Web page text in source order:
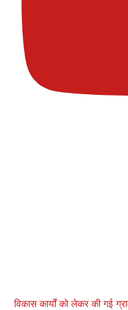
विकास कार्यों को लेकर की गई